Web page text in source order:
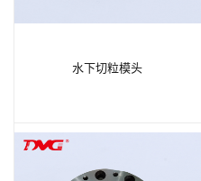
水下切粒模头